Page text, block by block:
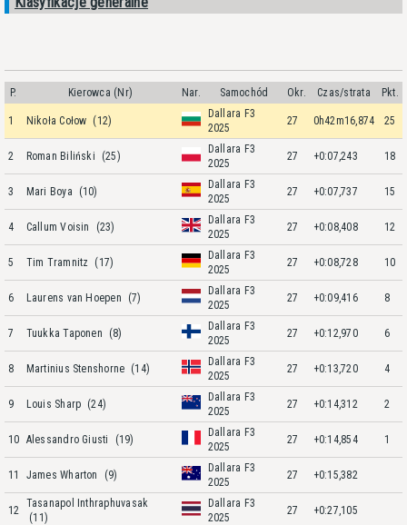
P. Kierowca (Nr) Nar. Samochód Okr. Czas/strata Pkt.
1 Nikoła Cołow (12)
Dallara F3
2025
27 0h42m16,874 25
2 Roman Biliński (25)
Dallara F3
2025
27 +0:07,243 18
3 Mari Boya (10)
Dallara F3
2025
27 +0:07,737 15
4 Callum Voisin (23)
Dallara F3
2025
27 +0:08,408 12
5 Tim Tramnitz (17)
Dallara F3
2025
27 +0:08,728 10
6 Laurens van Hoepen (7)
Dallara F3
2025
27 +0:09,416 8
7 Tuukka Taponen (8)
Dallara F3
2025
27 +0:12,970 6
8 Martinius Stenshorne (14)
Dallara F3
2025
27 +0:13,720 4
9 Louis Sharp (24)
Dallara F3
2025
27 +0:14,312 2
10 Alessandro Giusti (19)
Dallara F3
2025
27 +0:14,854 1
11 James Wharton (9)
Dallara F3
2025
27 +0:15,382
12
Tasanapol Inthraphuvasak
(11)
Dallara F3
2025
27 +0:27,105